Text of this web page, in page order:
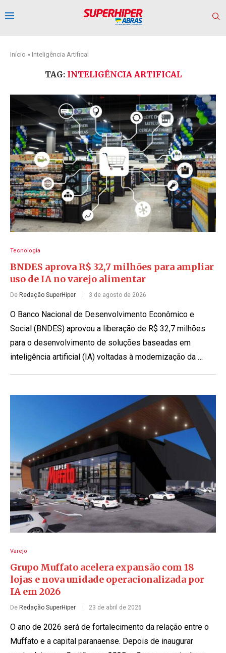
Início » Inteligência Artifical
TAG: INTELIGÊNCIA ARTIFICAL
Tecnologia
BNDES aprova R$ 32,7 milhões para ampliar
uso de IA no varejo alimentar
De Redação SuperHiper 3 de agosto de 2026
O Banco Nacional de Desenvolvimento Econômico e
Social (BNDES) aprovou a liberação de R$ 32,7 milhões
para o desenvolvimento de soluções baseadas em
inteligência artificial (IA) voltadas à modernização da …
Varejo
Grupo Muffato acelera expansão com 18
lojas e nova unidade operacionalizada por
IA em 2026
De Redação SuperHiper 23 de abril de 2026
O ano de 2026 será de fortalecimento da relação entre o
Muffato e a capital paranaense. Depois de inaugurar